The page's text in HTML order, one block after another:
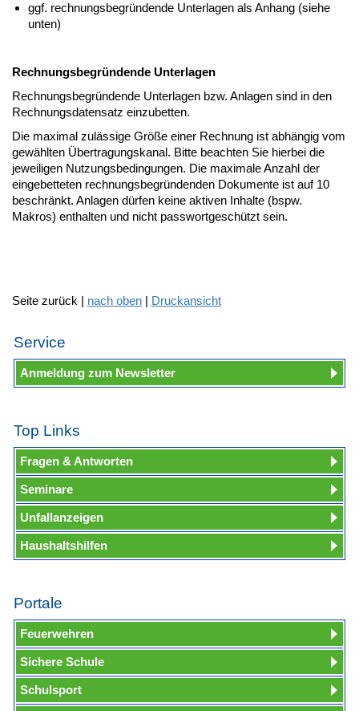
ggf. rechnungsbegründende Unterlagen als Anhang (siehe
unten)
Rechnungsbegründende Unterlagen
Rechnungsbegründende Unterlagen bzw. Anlagen sind in den
Rechnungsdatensatz einzubetten.
Die maximal zulässige Größe einer Rechnung ist abhängig vom
gewählten Übertragungskanal. Bitte beachten Sie hierbei die
jeweiligen Nutzungsbedingungen. Die maximale Anzahl der
eingebetteten rechnungsbegründenden Dokumente ist auf 10
beschränkt. Anlagen dürfen keine aktiven Inhalte (bspw.
Makros) enthalten und nicht passwortgeschützt sein.
Seite zurück | nach oben Druckansicht
Service
Anmeldung zum Newsletter
Top Links
Fragen & Antworten
Seminare
Unfallanzeigen
Haushaltshilfen
Portale
Feuerwehren
Sichere Schule
Schulsport